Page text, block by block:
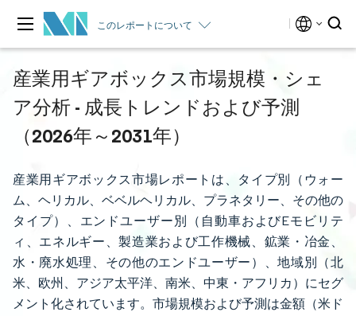
このレポートについて
産業用ギアボックス市場規模・シェ
ア分析 - 成長トレンドおよび予測
（2026年～2031年）
産業用ギアボックス市場レポートは、タイプ別（ウォー
ム、ヘリカル、ベベルヘリカル、プラネタリー、その他の
タイプ）、エンドユーザー別（自動車およびEモビリテ
ィ、エネルギー、製造業および工作機械、鉱業・冶金、
水・廃水処理、その他のエンドユーザー）、地域別（北
米、欧州、アジア太平洋、南米、中東・アフリカ）にセグ
メント化されています。市場規模および予測は金額（米ド